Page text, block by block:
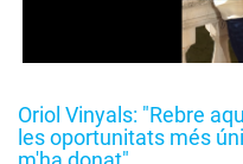
Oriol Vinyals: "Rebre
les oportunitats més